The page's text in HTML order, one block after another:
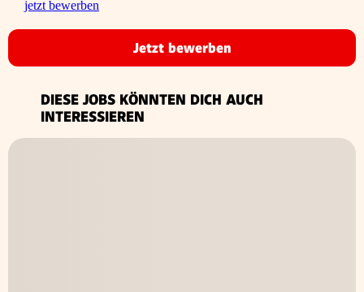
jetzt bewerben
Jetzt bewerben
DIESE JOBS KÖNNTEN DICH AUCH
INTERESSIEREN